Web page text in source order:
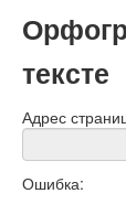
тексте
Адрес
Ошибка: